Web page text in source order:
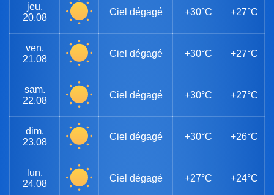
jeu.
20.08
Ciel dégagé +30°C +27°C
ven.
21.08
Ciel dégagé +30°C +27°C
sam.
22.08
Ciel dégagé +30°C +27°C
dim.
23.08
Ciel dégagé +30°C +26°C
lun.
24.08
Ciel dégagé +27°C +24°C